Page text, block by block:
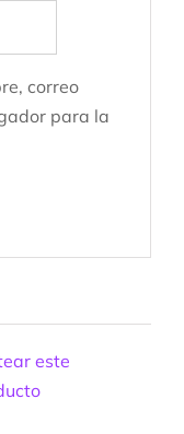
correo
para la
este